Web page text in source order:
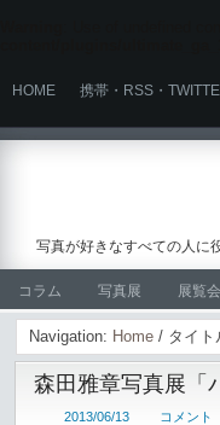
HOME 携帯・RSS・
写真が好きなすべての人に
コラム 写真展 展覧
Navigation: Home / タイト
森田雅章写真展「
2013/06/13 コメント